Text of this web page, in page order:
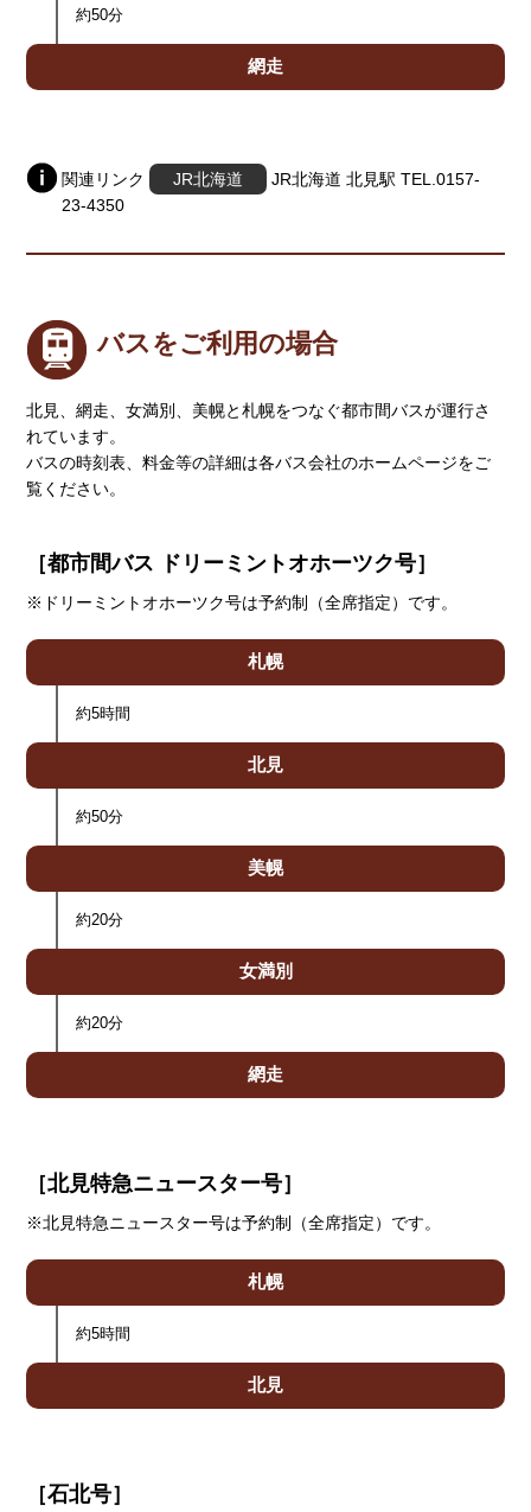
約50分
網走
関連リンク JR北海道
JR北海道 北見駅 TEL.0157-
23-4350
バスをご利用の場合
北見、網走、女満別、美幌と札幌をつなぐ都市間バスが運行さ
れています。
バスの時刻表、料金等の詳細は各バス会社のホームページをご
覧ください。
［都市間バス ドリーミントオホーツク号］
※ドリーミントオホーツク号は予約制（全席指定）です。
札幌
約5時間
北見
約50分
美幌
約20分
女満別
約20分
網走
［北見特急ニュースター号］
※北見特急ニュースター号は予約制（全席指定）です。
札幌
約5時間
北見
［石北号］